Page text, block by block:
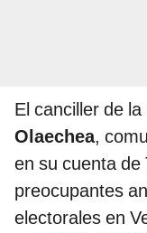
El canciller de
Olaechea,
en su cuenta
preocupantes
electorales en